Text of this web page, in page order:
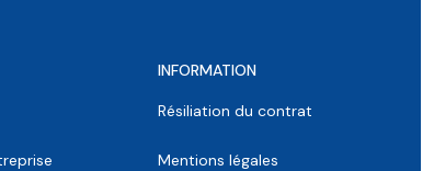
INFORMATION
Résiliation du contrat
Mentions légales